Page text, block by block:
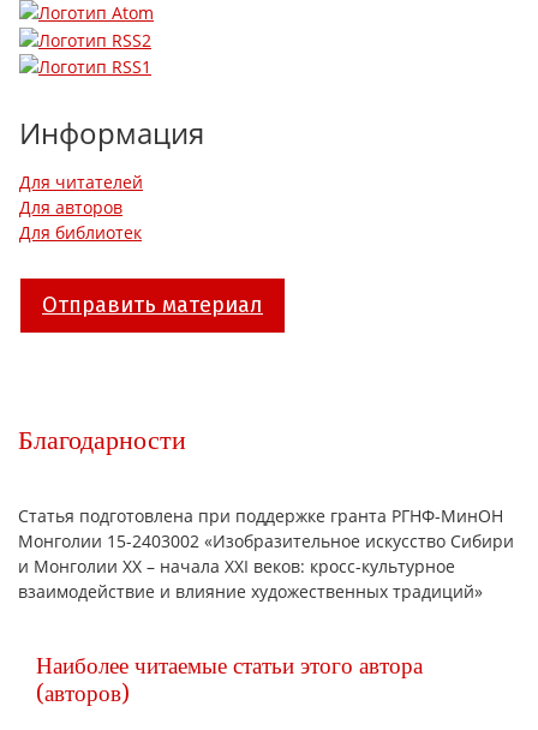
Информация
Для читателей
Для авторов
Для библиотек
Отправить материал
Благодарности
Статья подготовлена при поддержке гранта РГНФ-МинОН
Монголии 15-2403002 «Изобразительное искусство Сибири
и Монголии XX – начала XXI веков: кросс-культурное
взаимодействие и влияние художественных традиций»
Наиболее читаемые статьи этого автора
(авторов)